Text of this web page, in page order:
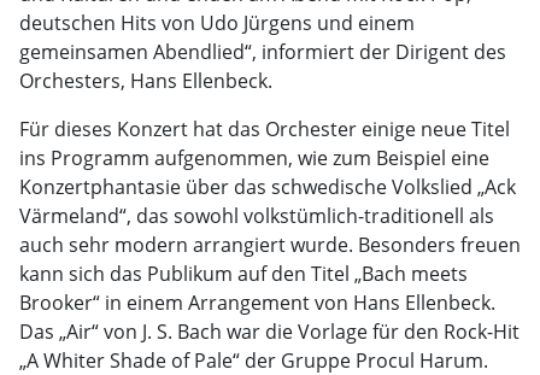
deutschen Hits von Udo Jürgens und einem
gemeinsamen Abendlied“, informiert der Dirigent des
Orchesters, Hans Ellenbeck.
Für dieses Konzert hat das Orchester einige neue Titel
ins Programm aufgenommen, wie zum Beispiel eine
Konzertphantasie über das schwedische Volkslied „Ack
Värmeland“, das sowohl volkstümlich-traditionell als
auch sehr modern arrangiert wurde. Besonders freuen
kann sich das Publikum auf den Titel „Bach meets
Brooker“ in einem Arrangement von Hans Ellenbeck.
Das „Air“ von J. S. Bach war die Vorlage für den Rock-Hit
„A Whiter Shade of Pale“ der Gruppe Procul Harum.